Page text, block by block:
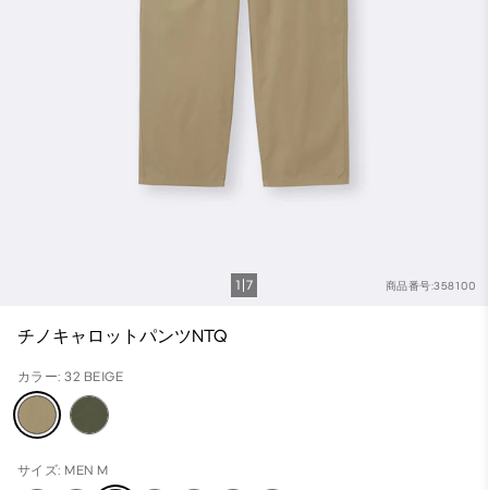
商品番号:358100
1 7
チノキャロットパンツNTQ
カラー: 32 BEIGE
サイズ: MEN M